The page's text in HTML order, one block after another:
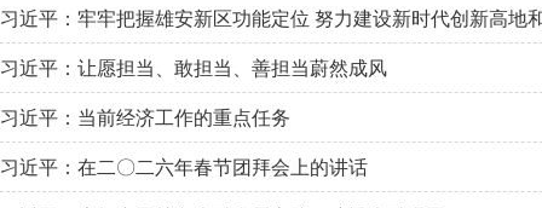
习近平：牢牢把握雄安新区功能定位 努力建设新时代创新高地
习近平：让愿担当、敢担当、善担当蔚然成风
习近平：当前经济工作的重点任务
习近平：在二〇二六年春节团拜会上的讲话